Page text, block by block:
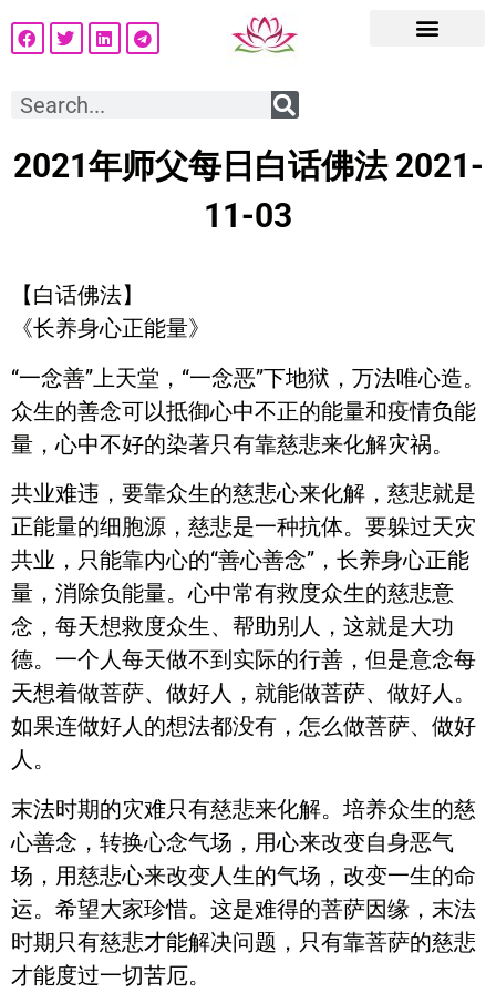
2021年师父每日白话佛法 2021-
11-03
【白话佛法】
《长养身心正能量》
“一念善”上天堂，“一念恶”下地狱，万法唯心造。
众生的善念可以抵御心中不正的能量和疫情负能
量，心中不好的染著只有靠慈悲来化解灾祸。
共业难违，要靠众生的慈悲心来化解，慈悲就是
正能量的细胞源，慈悲是一种抗体。要躲过天灾
共业，只能靠内心的“善心善念”，长养身心正能
量，消除负能量。心中常有救度众生的慈悲意
念，每天想救度众生、帮助别人，这就是大功
德。一个人每天做不到实际的行善，但是意念每
天想着做菩萨、做好人，就能做菩萨、做好人。
如果连做好人的想法都没有，怎么做菩萨、做好
人。
末法时期的灾难只有慈悲来化解。培养众生的慈
心善念，转换心念气场，用心来改变自身恶气
场，用慈悲心来改变人生的气场，改变一生的命
运。希望大家珍惜。这是难得的菩萨因缘，末法
时期只有慈悲才能解决问题，只有靠菩萨的慈悲
才能度过一切苦厄。